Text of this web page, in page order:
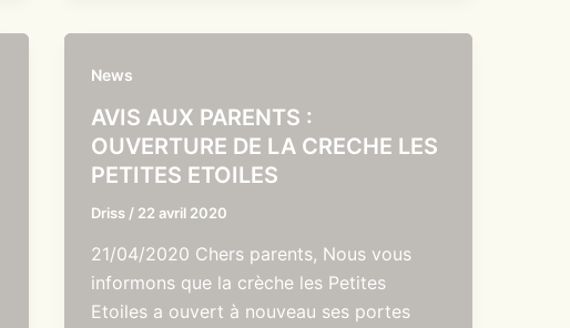
News
AVIS AUX PARENTS :
OUVERTURE DE LA CRECHE LES
PETITES ETOILES
Driss / 22 avril 2020
21/04/2020 Chers parents, Nous vous
informons que la crèche les Petites
Etoiles a ouvert à nouveau ses portes